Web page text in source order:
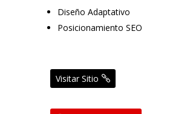
Diseño Adaptativo
Posicionamiento SEO
Visitar Sitio